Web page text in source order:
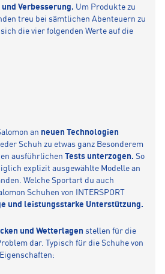
Verbesserung. Um Produkte zu
treu bei sämtlichen Abenteuern zu
die vier folgenden Werte auf die
an neuen Technologien
Schuh zu etwas ganz Besonderem
ausführlichen Tests unterzogen. So
explizit ausgewählte Modelle an
Welche Sportart du auch
Schuhen von INTERSPORT
und leistungsstarke Unterstützung.
und Wetterlagen stellen für die
dar. Typisch für die Schuhe von